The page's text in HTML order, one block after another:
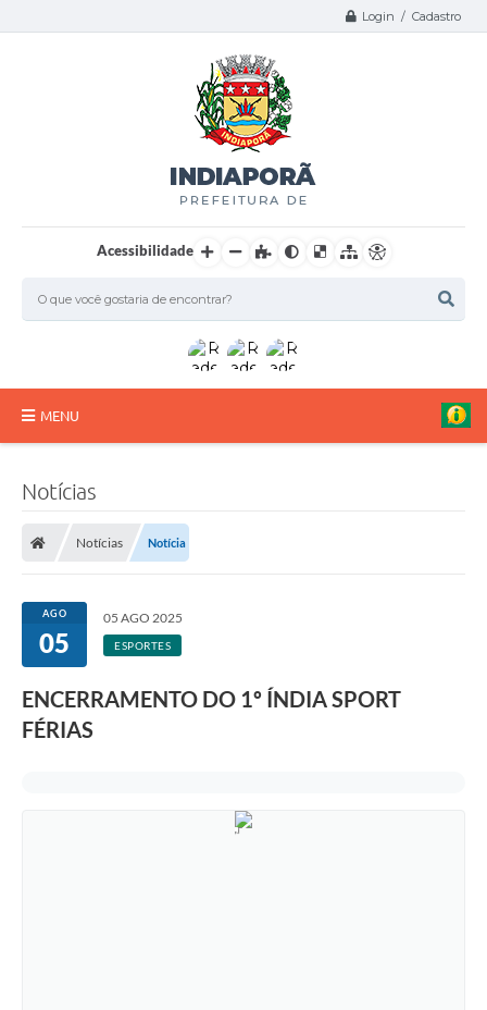
Login / Cadastro
Acessibilidade
MENU
Secretarias
LICITAÇÕES
APP E-MUNICIPIO
Notícias
Notícias Notícia
AGO
05
05 AGO 2025
ESPORTES
ENCERRAMENTO DO 1º ÍNDIA SPORT
FÉRIAS